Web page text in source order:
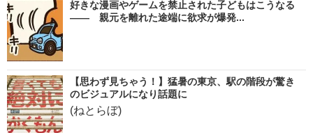
好きな漫画やゲームを禁止された子どもはこうなる
―― 親元を離れた途端に欲求が爆発...
【思わず見ちゃう！】猛暑の東京、駅の階段が驚き
のビジュアルになり話題に
(ねとらぼ)